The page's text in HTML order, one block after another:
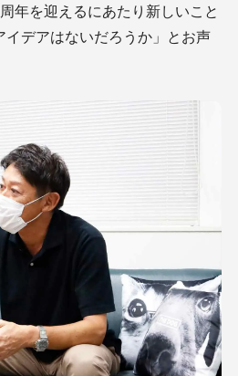
年を迎えるにあたり新しいこと
イデアはないだろうか」とお声